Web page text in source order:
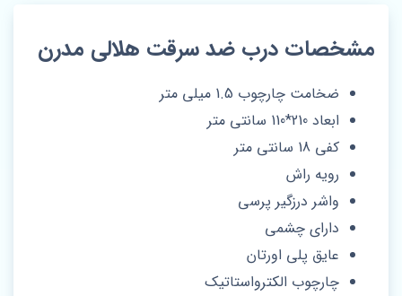
مشخصات درب ضد سرقت هلالی مدرن
ضخامت چارچوب 1.5 میلی متر
ابعاد 210*110 سانتی متر
کفی 18 سانتی متر
رویه راش
واشر درزگیر پرسی
دارای چشمی
عایق پلی اورتان
چارچوب الکترواستاتیک